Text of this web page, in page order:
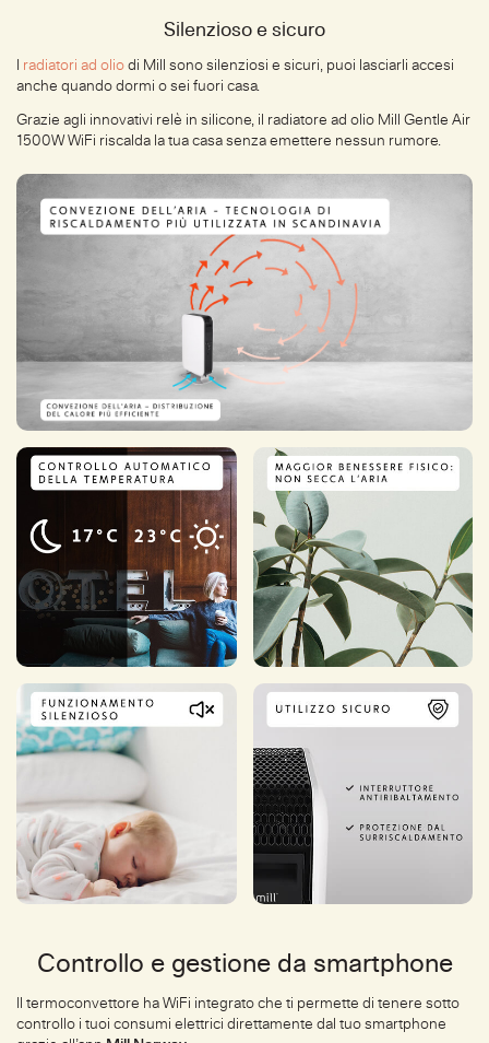
Silenzioso e sicuro
radiatori ad olio di Mill sono silenziosi e sicuri, puoi lasciarli accesi
anche quando dormi o sei fuori casa.
Grazie agli innovativi relè in silicone, il radiatore ad olio Mill Gentle Air
1500W WiFi riscalda la tua casa senza emettere nessun rumore.
Controllo e gestione da smartphone
Il termoconvettore ha WiFi integrato che ti permette di tenere sotto
controllo i tuoi consumi elettrici direttamente dal tuo smartphone